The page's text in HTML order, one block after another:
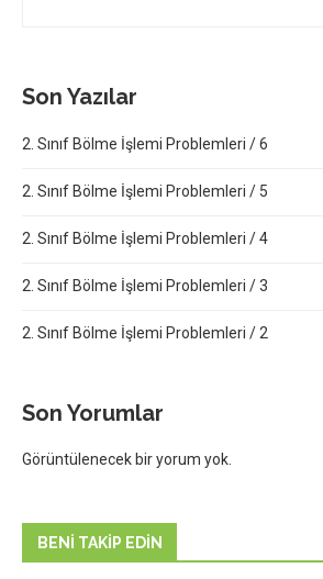
Son Yazılar
2. Sınıf Bölme İşlemi Problemleri / 6
2. Sınıf Bölme İşlemi Problemleri / 5
2. Sınıf Bölme İşlemi Problemleri / 4
2. Sınıf Bölme İşlemi Problemleri / 3
2. Sınıf Bölme İşlemi Problemleri / 2
Son Yorumlar
Görüntülenecek bir yorum yok.
BENI TAKIP EDIN